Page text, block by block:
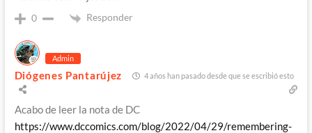
0 Responder
Admin
Diógenes Pantarújez 4 años han pasado desde que se escribió esto
Acabo de leer la nota de DC
https://www.dccomics.com/blog/2022/04/29/remembering-